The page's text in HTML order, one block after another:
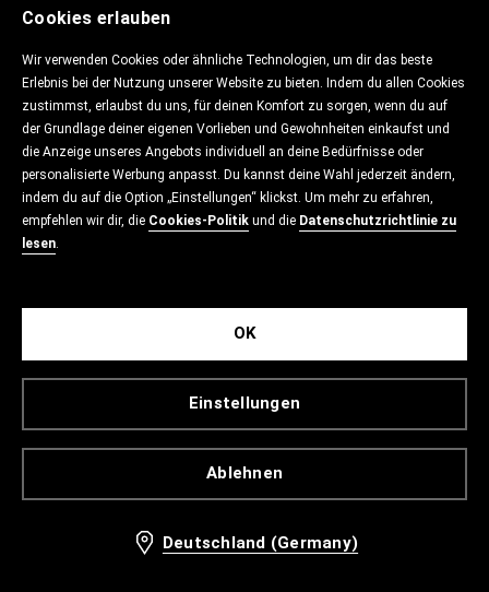
Cookies erlauben
Wir verwenden Cookies oder ähnliche Technologien, um dir das beste
Erlebnis bei der Nutzung unserer Website zu bieten. Indem du allen Cookies
zustimmst, erlaubst du uns, für deinen Komfort zu sorgen, wenn du auf
der Grundlage deiner eigenen Vorlieben und Gewohnheiten einkaufst und
die Anzeige unseres Angebots individuell an deine Bedürfnisse oder
personalisierte Werbung anpasst. Du kannst deine Wahl jederzeit ändern,
indem du auf die Option „Einstellungen“ klickst. Um mehr zu erfahren,
empfehlen wir dir, die Cookies-Politik und die Datenschutzrichtlinie zu
lesen.
Ablehnen
Einstellungen
OK
Deutschland (Germany)